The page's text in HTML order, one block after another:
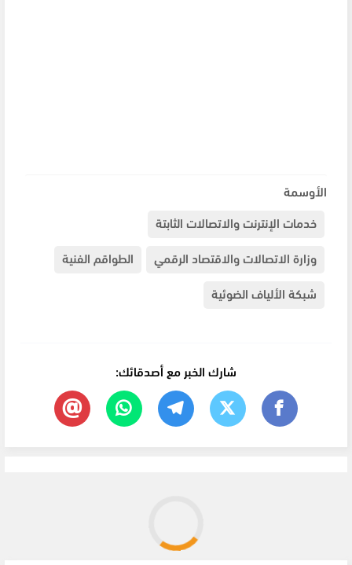
الأوسمة
خدمات الإنترنت والاتصالات الثابتة
وزارة الاتصالات والاقتصاد الرقمي
الطواقم الفنية
شبكة الألياف الضوئية
شارك الخبر مع أصدقائك: